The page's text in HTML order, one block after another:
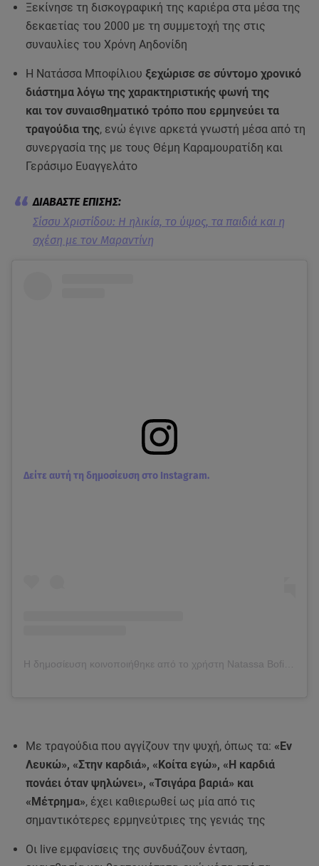
Ξεκίνησε τη δισκογραφική της καριέρα στα μέσα της
δεκαετίας του 2000 με τη συμμετοχή της στις
συναυλίες του Χρόνη Αηδονίδη
Η Νατάσσα Μποφίλιου ξεχώρισε σε σύντομο χρονικό
διάστημα λόγω της χαρακτηριστικής φωνή της
και τον συναισθηματικό τρόπο που ερμηνεύει τα
τραγούδια της, ενώ έγινε αρκετά γνωστή μέσα από τη
συνεργασία της με τους Θέμη Καραμουρατίδη και
Γεράσιμο Ευαγγελάτο
Σίσσυ Χριστίδου: Η ηλικία, το ύψος, τα παιδιά και η
σχέση με τον Μαραντίνη
Δείτε αυτή τη δημοσίευση στο Instagram.
Με τραγούδια που αγγίζουν την ψυχή, όπως τα: «Εν
Λευκώ», «Στην καρδιά», «Κοίτα εγώ», «Η καρδιά
πονάει όταν ψηλώνει», «Τσιγάρα βαριά» και
«Μέτρημα», έχει καθιερωθεί ως μία από τις
σημαντικότερες ερμηνεύτριες της γενιάς της
Οι live εμφανίσεις της συνδυάζουν ένταση,